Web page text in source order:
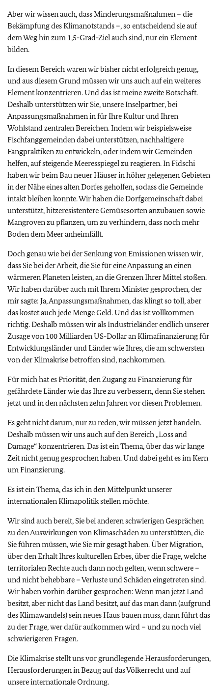
Aber wir wissen auch, dass Minderungsmaßnahmen – die
Bekämpfung des Klimanotstands –, so entscheidend sie auf
dem Weg hin zum 1,5-Grad-Ziel auch sind, nur ein Element
bilden.
In diesem Bereich waren wir bisher nicht erfolgreich genug,
und aus diesem Grund müssen wir uns auch auf ein weiteres
Element konzentrieren. Und das ist meine zweite Botschaft.
Deshalb unterstützen wir Sie, unsere Inselpartner, bei
Anpassungsmaßnahmen in für Ihre Kultur und Ihren
Wohlstand zentralen Bereichen. Indem wir beispielsweise
Fischfanggemeinden dabei unterstützen, nachhaltigere
Fangpraktiken zu entwickeln, oder indem wir Gemeinden
helfen, auf steigende Meeresspiegel zu reagieren. In Fidschi
haben wir beim Bau neuer Häuser in höher gelegenen Gebieten
in der Nähe eines alten Dorfes geholfen, sodass die Gemeinde
intakt bleiben konnte. Wir haben die Dorfgemeinschaft dabei
unterstützt, hitzeresistentere Gemüsesorten anzubauen sowie
Mangroven zu pflanzen, um zu verhindern, dass noch mehr
Boden dem Meer anheimfällt.
Doch genau wie bei der Senkung von Emissionen wissen wir,
dass Sie bei der Arbeit, die Sie für eine Anpassung an einen
wärmeren Planeten leisten, an die Grenzen Ihrer Mittel stoßen.
Wir haben darüber auch mit Ihrem Minister gesprochen, der
mir sagte: Ja, Anpassungsmaßnahmen, das klingt so toll, aber
das kostet auch jede Menge Geld. Und das ist vollkommen
richtig. Deshalb müssen wir als Industrieländer endlich unserer
Zusage von 100 Milliarden US-Dollar an Klimafinanzierung für
Entwicklungsländer und Länder wie Ihres, die am schwersten
von der Klimakrise betroffen sind, nachkommen.
Für mich hat es Priorität, den Zugang zu Finanzierung für
gefährdete Länder wie das Ihre zu verbessern, denn Sie stehen
jetzt und in den nächsten zehn Jahren vor diesen Problemen.
Es geht nicht darum, nur zu reden, wir müssen jetzt handeln.
Deshalb müssen wir uns auch auf den Bereich „Loss and
Damage“ konzentrieren. Das ist ein Thema, über das wir lange
Zeit nicht genug gesprochen haben. Und dabei geht es im Kern
um Finanzierung.
Es ist ein Thema, das ich in den Mittelpunkt unserer
internationalen Klimapolitik stellen möchte.
Wir sind auch bereit, Sie bei anderen schwierigen Gesprächen
zu den Auswirkungen von Klimaschäden zu unterstützen, die
Sie führen müssen, wie Sie mir gesagt haben. Über Migration,
über den Erhalt Ihres kulturellen Erbes, über die Frage, welche
territorialen Rechte auch dann noch gelten, wenn schwere –
und nicht behebbare – Verluste und Schäden eingetreten sind.
Wir haben vorhin darüber gesprochen: Wenn man jetzt Land
besitzt, aber nicht das Land besitzt, auf das man dann (aufgrund
des Klimawandels) sein neues Haus bauen muss, dann führt das
zu der Frage, wer dafür aufkommen wird – und zu noch viel
schwierigeren Fragen.
Die Klimakrise stellt uns vor grundlegende Herausforderungen,
Herausforderungen in Bezug auf das Völkerrecht und auf
unsere internationale Ordnung.